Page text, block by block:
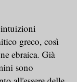
greco, così
ebraica. Già
sono